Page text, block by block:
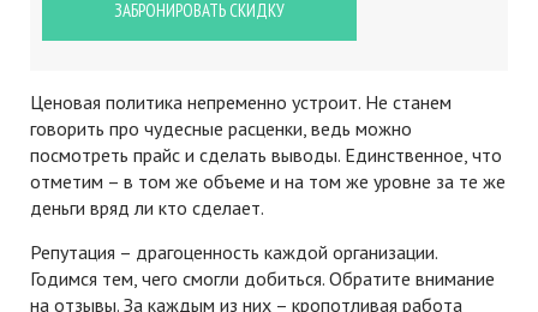
ЗАБРОНИРОВАТЬ СКИДКУ
Ценовая политика непременно устроит. Не станем
говорить про чудесные расценки, ведь можно
посмотреть прайс и сделать выводы. Единственное, что
отметим – в том же объеме и на том же уровне за те же
деньги вряд ли кто сделает.
Репутация – драгоценность каждой организации.
Годимся тем, чего смогли добиться. Обратите внимание
на отзывы. За каждым из них – кропотливая работа